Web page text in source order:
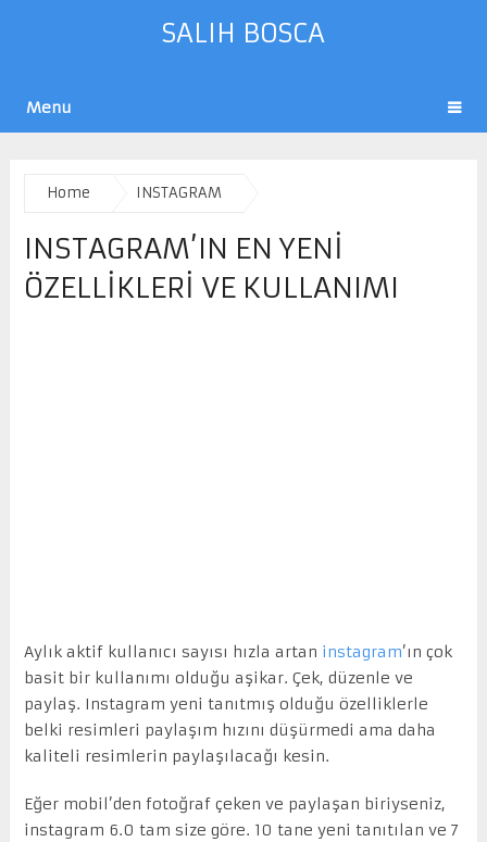
SALIH BOSCA
Menu
Home INSTAGRAM
INSTAGRAM’IN EN YENI
ÖZELLIKLERI VE KULLANIMI
Aylık aktif kullanıcı sayısı hızla artan instagram’ın çok
basit bir kullanımı olduğu aşikar. Çek, düzenle ve
paylaş. Instagram yeni tanıtmış olduğu özelliklerle
belki resimleri paylaşım hızını düşürmedi ama daha
kaliteli resimlerin paylaşılacağı kesin.
Eğer mobil’den fotoğraf çeken ve paylaşan biriyseniz,
instagram 6.0 tam size göre. 10 tane yeni tanıtılan ve 7